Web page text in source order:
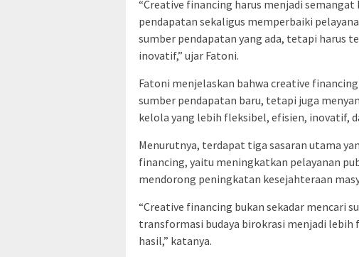
“Creative financing harus menjadi
pendapatan sekaligus memperbaiki
sumber pendapatan yang ada, tetapi harus
inovatif,” ujar Fatoni.
Fatoni menjelaskan bahwa creative
sumber pendapatan baru, tetapi juga
kelola yang lebih fleksibel, efisien, inovatif,
Menurutnya, terdapat tiga sasaran utama
financing, yaitu meningkatkan pelayanan
mendorong peningkatan kesejahteraan
“Creative financing bukan sekadar mencari
transformasi budaya birokrasi menjadi
hasil,” katanya.